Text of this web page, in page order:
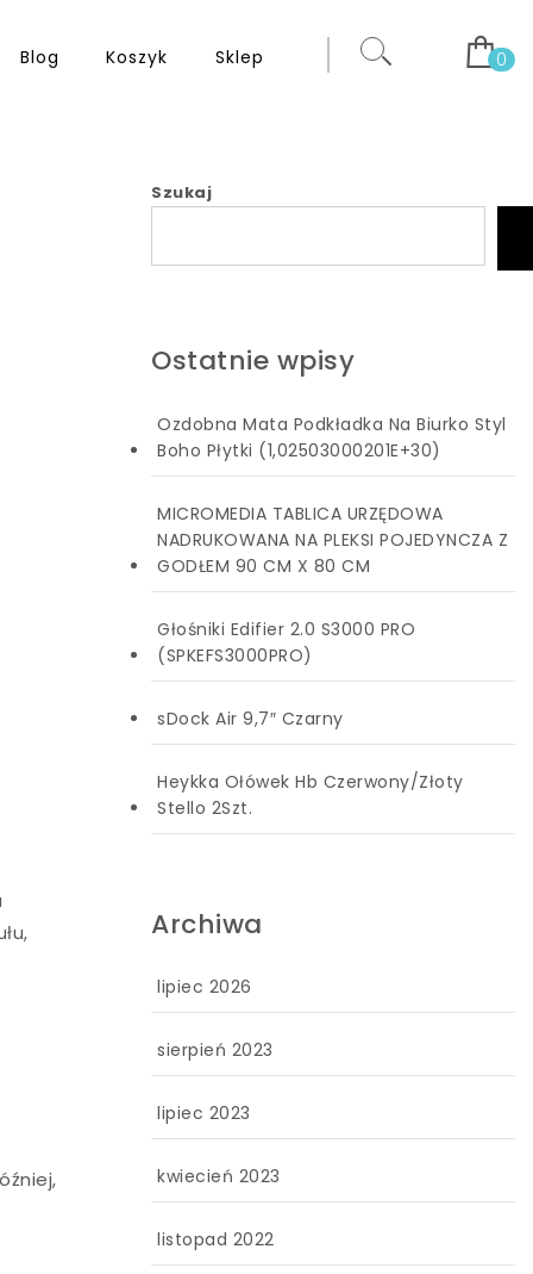
Blog Koszyk Sklep 0
Szukaj
Ostatnie wpisy
Ozdobna Mata Podkładka Na Biurko Styl
Boho Płytki (1,02503000201E+30)
MICROMEDIA TABLICA URZĘDOWA
NADRUKOWANA NA PLEKSI POJEDYNCZA Z
GODŁEM 90 CM X 80 CM
Głośniki Edifier 2.0 S3000 PRO
(SPKEFS3000PRO)
sDock Air 9,7″ Czarny
Heykka Ołówek Hb Czerwony/Złoty
Stello 2Szt.
Archiwa
lipiec 2026
sierpień 2023
lipiec 2023
kwiecień 2023
listopad 2022